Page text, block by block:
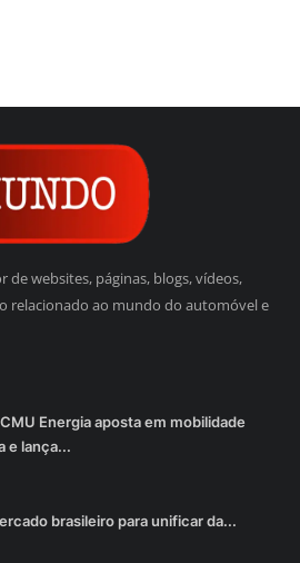
websites, páginas, blogs, vídeos,
relacionado ao mundo do automóvel e
Energia aposta em mobilidade
e lança...
brasileiro para unificar da...